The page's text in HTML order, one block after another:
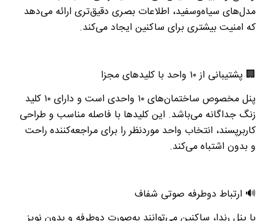
مدل‌های سیاه‌وسفید، اطلاعات بصری دقیق‌تری ارائه می‌دهد
که امنیت بیشتری برای ساکنین ایجاد می‌کند.
🏢 پشتیبانی از۱۰ واحد با کلیدهای مجزا
پنل مخصوص ساختمان‌های۱۰ واحدی است و دارای۱۰ کلید
زنگ جداگانه می‌باشد. این کلیدها با فاصله مناسب و طراحی
کاربرپسند، انتخاب واحد موردنظر را برای مراجعه‌کننده راحت
و بدون اشتباه می‌کند.
🔊 ارتباط دوطرفه صوتی شفاف